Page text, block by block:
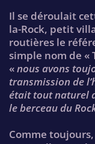
Il se déroulait
la-Rock, petit
routières le
simple nom de «
«nous avons
transmission de
était tout naturel
le berceau du
Comme